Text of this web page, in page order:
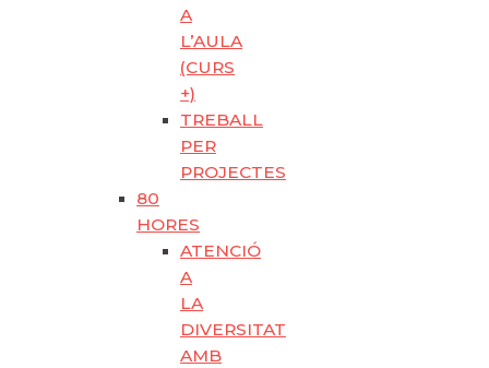
A
L’AULA
(CURS
+)
TREBALL
PER
PROJECTES
80
HORES
ATENCIÓ
A
LA
DIVERSITAT
AMB